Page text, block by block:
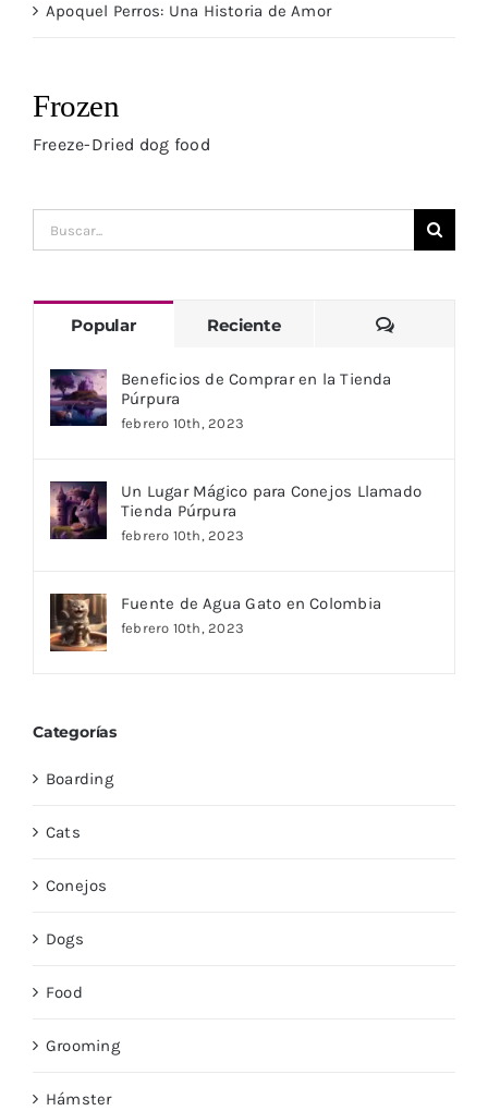
Apoquel Perros: Una Historia de Amor
Frozen
Freeze-Dried dog food
Buscar:
Popular Reciente
Beneficios de Comprar en la Tienda
Púrpura
febrero 10th, 2023
Un Lugar Mágico para Conejos Llamado
Tienda Púrpura
febrero 10th, 2023
Fuente de Agua Gato en Colombia
febrero 10th, 2023
Categorías
Boarding
Cats
Conejos
Dogs
Food
Grooming
Hámster